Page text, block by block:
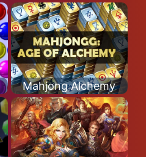
Mahjong Alchemy